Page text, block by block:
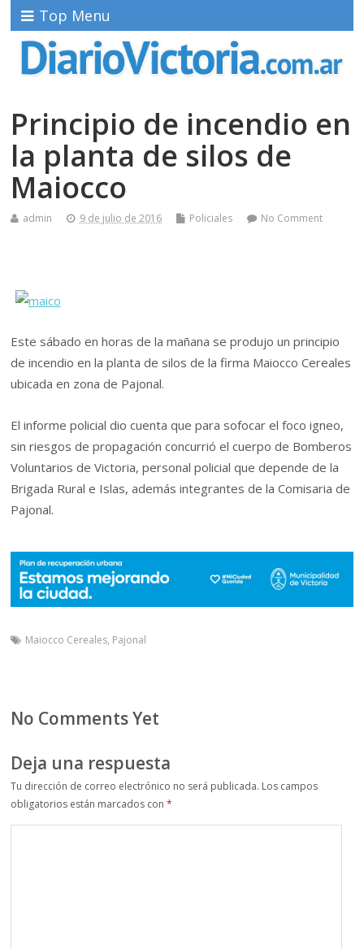
Top Menu
Principio de incendio en
la planta de silos de
Maiocco
admin 9 de julio de 2016 Policiales No Comment
Este sábado en horas de la mañana se produjo un principio
de incendio en la planta de silos de la firma Maiocco Cereales
ubicada en zona de Pajonal.
El informe policial dio cuenta que para sofocar el foco igneo,
sin riesgos de propagación concurrió el cuerpo de Bomberos
Voluntarios de Victoria, personal policial que depende de la
Brigada Rural e Islas, además integrantes de la Comisaria de
Pajonal.
Maiocco Cereales, Pajonal
No Comments Yet
Deja una respuesta
Tu dirección de correo electrónico no será publicada. Los campos
obligatorios están marcados con*